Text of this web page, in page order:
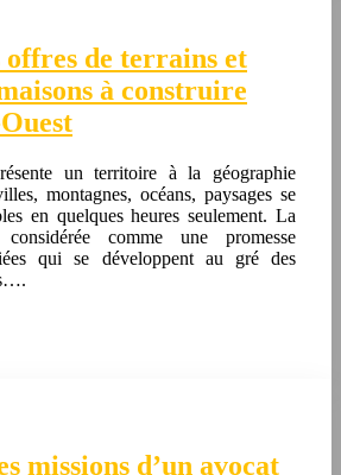
offres de terrains et
à construire
un territoire à la géographie
montagnes, océans, paysages se
en quelques heures seulement. La
comme une promesse
qui se développent au gré des
missions d’un avocat